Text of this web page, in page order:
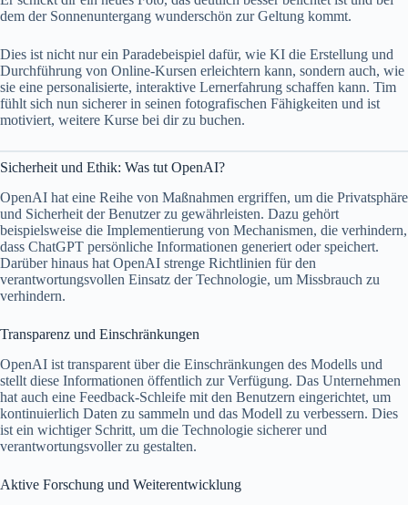
dem der Sonnenuntergang wunderschön zur Geltung kommt.
Dies ist nicht nur ein Paradebeispiel dafür, wie KI die Erstellung und
Durchführung von Online-Kursen erleichtern kann, sondern auch, wie
sie eine personalisierte, interaktive Lernerfahrung schaffen kann. Tim
fühlt sich nun sicherer in seinen fotografischen Fähigkeiten und ist
motiviert, weitere Kurse bei dir zu buchen.
Sicherheit und Ethik: Was tut OpenAI?
OpenAI hat eine Reihe von Maßnahmen ergriffen, um die Privatsphäre
und Sicherheit der Benutzer zu gewährleisten. Dazu gehört
beispielsweise die Implementierung von Mechanismen, die verhindern,
dass ChatGPT persönliche Informationen generiert oder speichert.
Darüber hinaus hat OpenAI strenge Richtlinien für den
verantwortungsvollen Einsatz der Technologie, um Missbrauch zu
verhindern.
Transparenz und Einschränkungen
OpenAI ist transparent über die Einschränkungen des Modells und
stellt diese Informationen öffentlich zur Verfügung. Das Unternehmen
hat auch eine Feedback-Schleife mit den Benutzern eingerichtet, um
kontinuierlich Daten zu sammeln und das Modell zu verbessern. Dies
ist ein wichtiger Schritt, um die Technologie sicherer und
verantwortungsvoller zu gestalten.
Aktive Forschung und Weiterentwicklung